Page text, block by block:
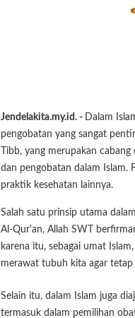
Jendelakita.my.id. - Dalam
pengobatan yang sangat
Tibb, yang merupakan
dan pengobatan dalam Islam.
praktik kesehatan lainnya.
Salah satu prinsip utama
Al-Qur'an, Allah SWT
karena itu, sebagai umat
merawat tubuh kita agar tetap
Selain itu, dalam Islam juga
termasuk dalam pemilihan